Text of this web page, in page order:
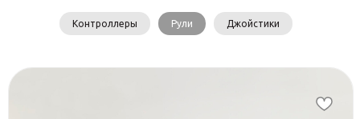
Контроллеры Рули Джойстики